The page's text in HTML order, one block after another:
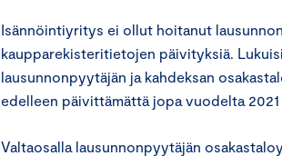
Isännöintiyritys ei ollut hoitanut
kaupparekisteritietojen päivityksiä.
lausunnonpyytäjän ja kahdeksan
edelleen päivittämättä jopa vuodelta 2021
Valtaosalla lausunnonpyytäjän